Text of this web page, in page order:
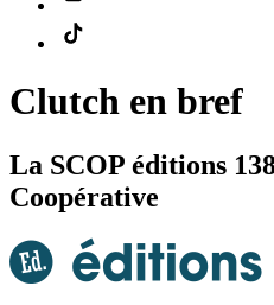
Clutch en bref
La SCOP éditions
Coopérative